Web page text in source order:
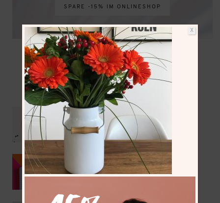
SPARE -15% IM ONLINESHOP
NEUESTE BEITRÄGE
Mit dem Wohnmobil bis zum Nordkap –
Vorbereitungen & Reiseroute
Kumihimo als DIY Sommer-Trend 2026
X